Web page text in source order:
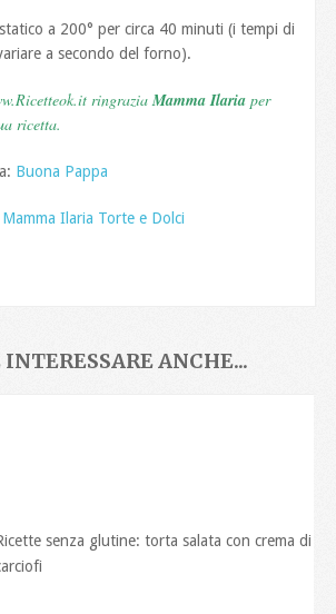
a 200° per circa 40 minuti (i tempi di
a secondo del forno).
ringraziaMamma Ilaria per
ricetta.
Buona Pappa
Mamma Ilaria Torte e Dolci
ANCHE...
senza glutine: torta salata con crema di